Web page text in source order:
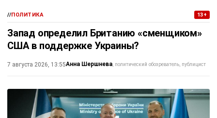
//ПОЛИТИКА 13+
Запад определил Британию «сменщиком»
США в поддержке Украины?
7 августа 2026, 13:55Анна Шершнева политический обозреватель, публицист